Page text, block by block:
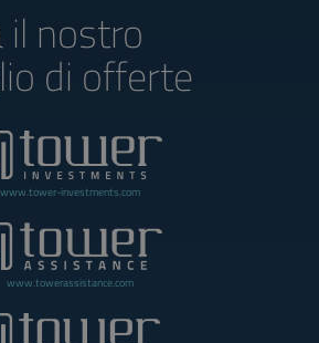
il nostro
di offerte
www.tower-investments.com
www.towerassistance.com